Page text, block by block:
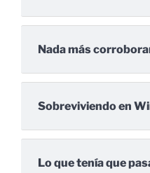
Nada más
Sobreviviendo en
Lo que tenía que